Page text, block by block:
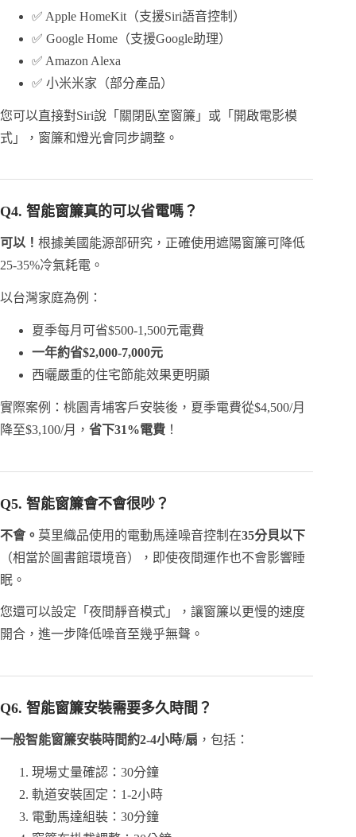
✅ Apple HomeKit（支援Siri語音控制）
✅ Google Home（支援Google助理）
✅ Amazon Alexa
✅ 小米米家（部分產品）
您可以直接對Siri說「關閉臥室窗簾」或「開啟電影模
式」，窗簾和燈光會同步調整。
Q4. 智能窗簾真的可以省電嗎？
可以！ 根據美國能源部研究，正確使用遮陽窗簾可降低
25-35%冷氣耗電。
以台灣家庭為例：
夏季每月可省$500-1,500元電費
一年約省$2,000-7,000元
西曬嚴重的住宅節能效果更明顯
實際案例：桃園青埔客戶安裝後，夏季電費從$4,500/月
降至$3,100/月， 省下31%電費 ！
Q5. 智能窗簾會不會很吵？
不會。 莫里織品使用的電動馬達噪音控制在35分貝以下
（相當於圖書館環境音），即使夜間運作也不會影響睡
眠。
您還可以設定「夜間靜音模式」，讓窗簾以更慢的速度
開合，進一步降低噪音至幾乎無聲。
Q6. 智能窗簾安裝需要多久時間？
一般智能窗簾安裝時間約2-4小時/扇 ，包括：
現場丈量確認：30分鐘
軌道安裝固定：1-2小時
電動馬達組裝：30分鐘